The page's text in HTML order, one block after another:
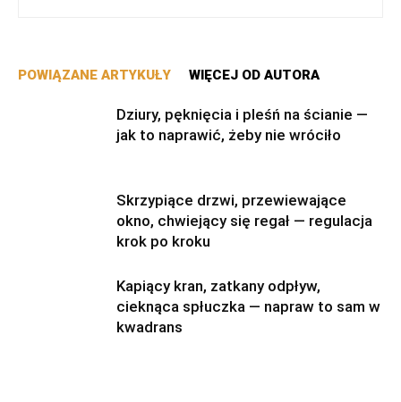
POWIĄZANE ARTYKUŁY WIĘCEJ OD AUTORA
Dziury, pęknięcia i pleśń na ścianie —
jak to naprawić, żeby nie wróciło
Skrzypiące drzwi, przewiewające
okno, chwiejący się regał — regulacja
krok po kroku
Kapiący kran, zatkany odpływ,
cieknąca spłuczka — napraw to sam w
kwadrans